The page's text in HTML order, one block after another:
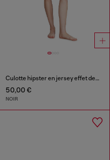
Culotte hipster en jersey effet denim
50,00 €
NOIR